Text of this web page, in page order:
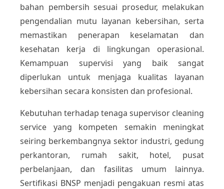
bahan pembersih sesuai prosedur, melakukan
pengendalian mutu layanan kebersihan, serta
memastikan penerapan keselamatan dan
kesehatan kerja di lingkungan operasional.
Kemampuan supervisi yang baik sangat
diperlukan untuk menjaga kualitas layanan
kebersihan secara konsisten dan profesional.
Kebutuhan terhadap tenaga supervisor cleaning
service yang kompeten semakin meningkat
seiring berkembangnya sektor industri, gedung
perkantoran, rumah sakit, hotel, pusat
perbelanjaan, dan fasilitas umum lainnya.
Sertifikasi BNSP menjadi pengakuan resmi atas